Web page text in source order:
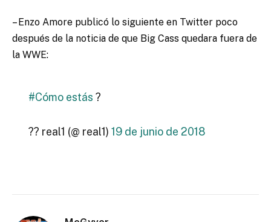
– Enzo Amore publicó lo siguiente en Twitter poco
después de la noticia de que Big Cass quedara fuera de
la WWE:
#Cómo estás ?
?? real1 (@ real1) 19 de junio de 2018